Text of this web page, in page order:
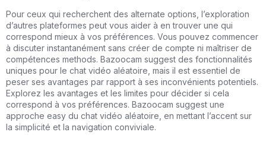
Pour ceux qui recherchent des alternate options, l’exploration
d’autres plateformes peut vous aider à en trouver une qui
correspond mieux à vos préférences. Vous pouvez commencer
à discuter instantanément sans créer de compte ni maîtriser de
compétences methods. Bazoocam suggest des fonctionnalités
uniques pour le chat vidéo aléatoire, mais il est essentiel de
peser ses avantages par rapport à ses inconvénients potentiels.
Explorez les avantages et les limites pour décider si cela
correspond à vos préférences. Bazoocam suggest une
approche easy du chat vidéo aléatoire, en mettant l’accent sur
la simplicité et la navigation conviviale.